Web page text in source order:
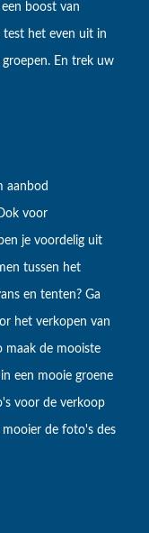
boost van
het even uit in
En trek uw
aanbod
voor
je voordelig uit
tussen het
en tenten? Ga
het verkopen van
maak de mooiste
een mooie groene
voor de verkoop
de foto's des